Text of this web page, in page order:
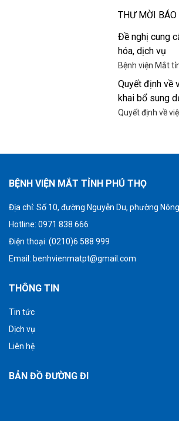
THƯ MỜI BÁO
Đề nghị cung
hóa, dịch vụ
Bệnh viện Mắt
xây dựng giá
chức chọn nhà
cơ, thang máy
Quyết định về
khai bổ sung
nhà nước năm
Quyết định về
BỆNH VIỆN MẮT TỈNH PHÚ THỌ
Địa chỉ: Số 10, đường Nguyễn Du, phường
Hotline: 0971 838 666
Điện thoại: (0210)6 588 999
Email: benhvienmatpt@gmail.com
THÔNG TIN
Tin tức
Dịch vụ
Liên hệ
BẢN ĐỒ ĐƯỜNG ĐI